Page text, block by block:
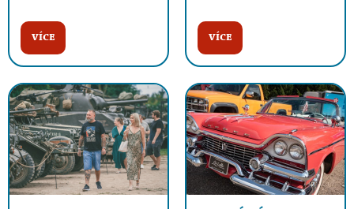
VÍCE VÍCE